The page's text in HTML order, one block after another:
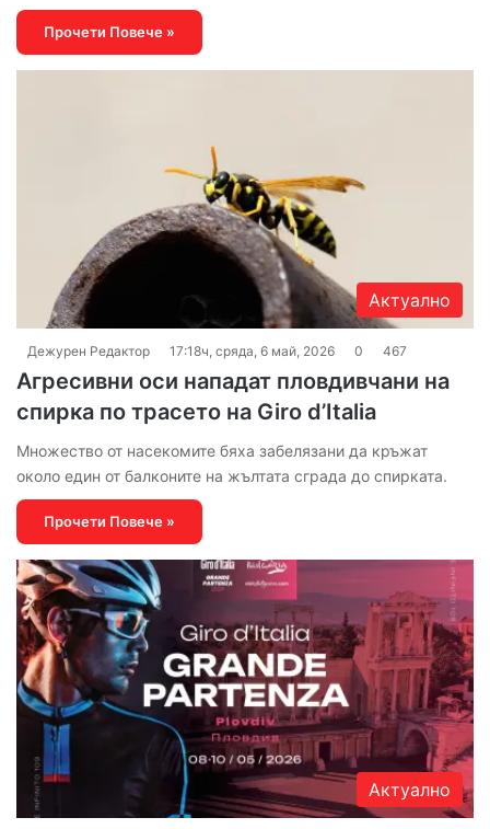
Прочети Повече »
Актуално
Дежурен Редактор 17:18ч, сряда, 6 май, 2026 0 467
Агресивни оси нападат пловдивчани на
спирка по трасето на Giro d’Italia
Множество от насекомите бяха забелязани да кръжат
около един от балконите на жълтата сграда до спирката.
Прочети Повече »
Актуално